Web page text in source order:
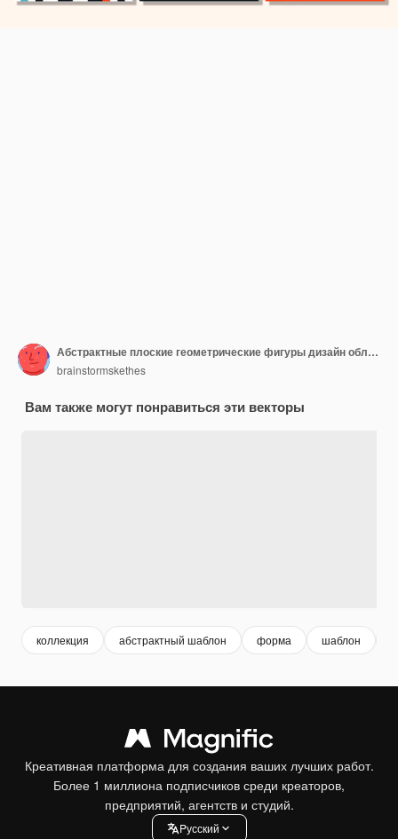
Абстрактные плоские геометрические фигуры дизайн обложки
brainstormskethes
Вам также могут понравиться эти векторы
коллекция абстрактный шаблон форма шаблон
Креативная платформа для создания ваших лучших работ.
Более 1 миллиона подписчиков среди креаторов,
предприятий, агентств и студий.
Pусский